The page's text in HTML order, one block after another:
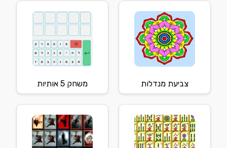
צביעת מנדלות משחק 5 אותיות